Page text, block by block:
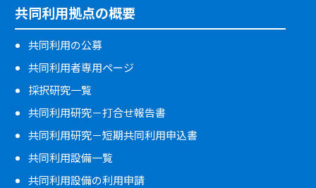
共同利用拠点の概要
共同利用の公募
共同利用者専用ページ
採択研究一覧
共同利用研究－打合せ報告書
共同利用研究－短期共同利用申込書
共同利用設備一覧
共同利用設備の利用申請